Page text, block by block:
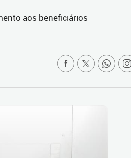
aos beneficiários